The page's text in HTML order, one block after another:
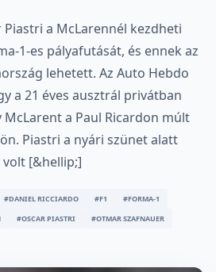
a McLarennél kezdheti
1-es pályafutását, és ennek az
lehetett. Az Auto Hebdo
a 21 éves ausztrál privátban
a Paul Ricardon múlt
Piastri a nyári szünet alatt
[&hellip;]
#DANIEL RICCIARDO #F1
#FORMA-1
#OSCAR PIASTRI
#OTMAR SZAFNAUER